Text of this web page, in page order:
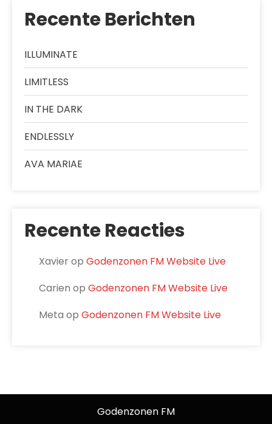
Recente Berichten
ILLUMINATE
LIMITLESS
IN THE DARK
ENDLESSLY
AVA MARIAE
Recente Reacties
Xavierop Godenzonen FM Website Live
Carien op Godenzonen FM Website Live
Meta op Godenzonen FM Website Live
Godenzonen FM